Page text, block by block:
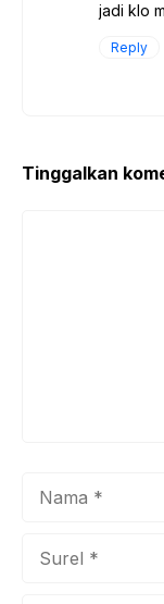
jadi klo
Reply
Tinggalkan